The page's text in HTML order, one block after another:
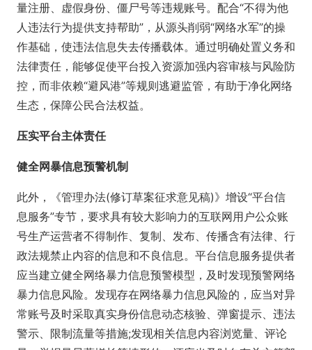
量注册、虚假身份、僵尸号等违规账号。配合“不得为他
人违法行为提供支持帮助”，从源头削弱“网络水军”的操
作基础，使违法信息失去传播载体。通过明确处置义务和
法律责任，能够促使平台投入资源加强内容审核与风险防
控，而非依赖“避风港”等规则逃避监管，有助于净化网络
生态，保障公民合法权益。
压实平台主体责任
健全网暴信息预警机制
此外，《管理办法(修订草案征求意见稿)》增设“平台信
息服务”专节，要求具有较大影响力的互联网用户公众账
号生产运营者不得制作、复制、发布、传播含有法律、行
政法规禁止内容的信息和不良信息。平台信息服务提供者
应当建立健全网络暴力信息预警模型，及时发现预警网络
暴力信息风险。发现存在网络暴力信息风险的，应当对异
常账号及时采取真实身份信息动态核验、弹窗提示、违法
警示、限制流量等措施;发现相关信息内容浏览量、评论